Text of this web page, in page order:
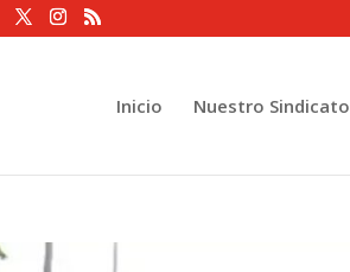
Inicio Nuestro Sindicato